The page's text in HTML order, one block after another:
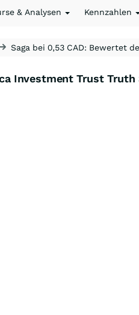
& Analysen Kennzahlen
Saga bei 0,53 CAD: Bewertet
Investment Trust Truth